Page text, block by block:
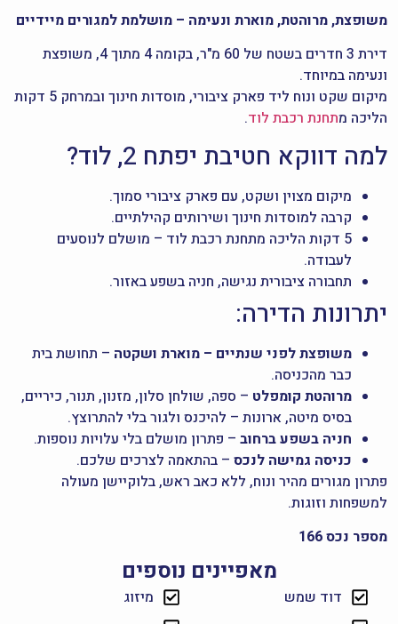
משופצת, מרוהטת, מוארת ונעימה – מושלמת למגורים מיידיים
דירת 3 חדרים בשטח של 60 מ"ר, בקומה 4 מתוך 4, משופצת
ונעימה במיוחד.
מיקום שקט ונוח ליד פארק ציבורי, מוסדות חינוך ובמרחק 5 דקות
הליכה מתחנת רכבת לוד.
למה דווקא חטיבת יפתח 2, לוד?
מיקום מצוין ושקט, עם פארק ציבורי סמוך.
קרבה למוסדות חינוך ושירותים קהילתיים.
5 דקות הליכה מתחנת רכבת לוד – מושלם לנוסעים
לעבודה.
תחבורה ציבורית נגישה, חניה בשפע באזור.
יתרונות הדירה:
משופצת לפני שנתיים – מוארת ושקטה – תחושת בית
כבר מהכניסה.
מרוהטת קומפלט – ספה, שולחן סלון, מזנון, תנור, כיריים,
בסיס מיטה, ארונות – להיכנס ולגור בלי להתרוצץ.
חניה בשפע ברחוב – פתרון מושלם בלי עלויות נוספות.
כניסה גמישה לנכס – בהתאמה לצרכים שלכם.
פתרון מגורים מהיר ונוח, ללא כאב ראש, בלוקיישן מעולה
למשפחות וזוגות.
מספר נכס 166
מאפיינים נוספים
דוד שמש
מיזוג